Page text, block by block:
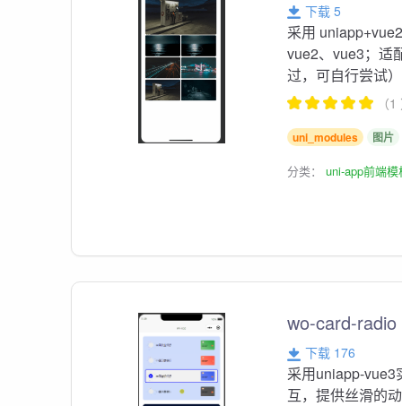
下载 5
采用
vue2、vue3；适
过，可自行尝试）
（
uni_modules 图片
分类：uni-app前端模
wo-card-
下载 176
采用uniapp-vue3
互，提供丝滑的